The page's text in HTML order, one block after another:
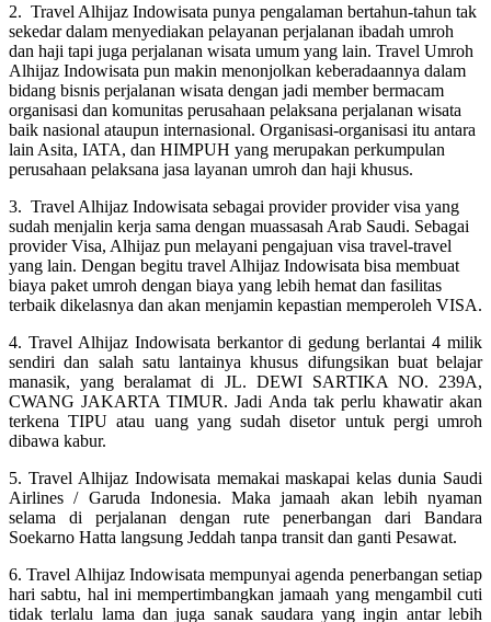
2. Travel Alhijaz Indowisata punya pengalaman bertahun-tahun tak
sekedar dalam menyediakan pelayanan perjalanan ibadah umroh
dan haji tapi juga perjalanan wisata umum yang lain. Travel Umroh
Alhijaz Indowisata pun makin menonjolkan keberadaannya dalam
bidang bisnis perjalanan wisata dengan jadi member bermacam
organisasi dan komunitas perusahaan pelaksana perjalanan wisata
baik nasional ataupun internasional. Organisasi-organisasi itu antara
lain Asita, IATA, dan HIMPUH yang merupakan perkumpulan
perusahaan pelaksana jasa layanan umroh dan haji khusus.
3. Travel Alhijaz Indowisata sebagai provider provider visa yang
sudah menjalin kerja sama dengan muassasah Arab Saudi. Sebagai
provider Visa, Alhijaz pun melayani pengajuan visa travel-travel
yang lain. Dengan begitu travel Alhijaz Indowisata bisa membuat
biaya paket umroh dengan biaya yang lebih hemat dan fasilitas
terbaik dikelasnya dan akan menjamin kepastian memperoleh VISA.
4. Travel Alhijaz Indowisata berkantor di gedung berlantai 4 milik
sendiri dan salah satu lantainya khusus difungsikan buat belajar
manasik, yang beralamat di JL. DEWI SARTIKA NO. 239A,
CWANG JAKARTA TIMUR. Jadi Anda tak perlu khawatir akan
terkena TIPU atau uang yang sudah disetor untuk pergi umroh
dibawa kabur.
5. Travel Alhijaz Indowisata memakai maskapai kelas dunia Saudi
Airlines / Garuda Indonesia. Maka jamaah akan lebih nyaman
selama di perjalanan dengan rute penerbangan dari Bandara
Soekarno Hatta langsung Jeddah tanpa transit dan ganti Pesawat.
6. Travel Alhijaz Indowisata mempunyai agenda penerbangan setiap
hari sabtu, hal ini mempertimbangkan jamaah yang mengambil cuti
tidak terlalu lama dan juga sanak saudara yang ingin antar lebih